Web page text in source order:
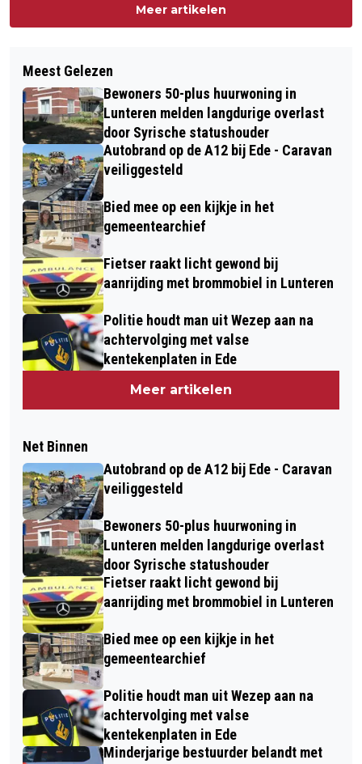
Meer artikelen
Meest Gelezen
Bewoners 50-plus huurwoning in
Lunteren melden langdurige overlast
door Syrische statushouder
Autobrand op de A12 bij Ede - Caravan
veiliggesteld
Bied mee op een kijkje in het
gemeentearchief
Fietser raakt licht gewond bij
aanrijding met brommobiel in Lunteren
Politie houdt man uit Wezep aan na
achtervolging met valse
kentekenplaten in Ede
Meer artikelen
Net Binnen
Autobrand op de A12 bij Ede - Caravan
veiliggesteld
Bewoners 50-plus huurwoning in
Lunteren melden langdurige overlast
door Syrische statushouder
Fietser raakt licht gewond bij
aanrijding met brommobiel in Lunteren
Bied mee op een kijkje in het
gemeentearchief
Politie houdt man uit Wezep aan na
achtervolging met valse
kentekenplaten in Ede
Minderjarige bestuurder belandt met